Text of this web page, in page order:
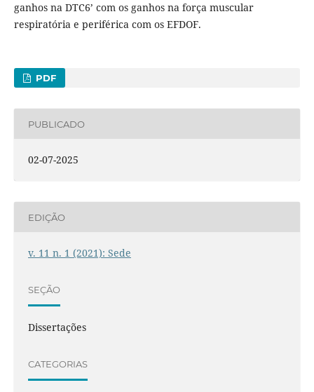
ganhos na DTC6’ com os ganhos na força muscular
respiratória e periférica com os EFDOF.
PDF
PUBLICADO
02-07-2025
EDIÇÃO
v. 11 n. 1 (2021): Sede
SEÇÃO
Dissertações
CATEGORIAS